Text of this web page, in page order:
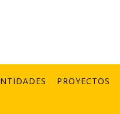
PROYECTOS